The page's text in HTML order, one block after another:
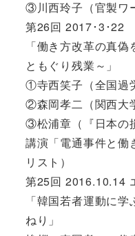
③川西玲子（官製ワ
第26回 2017･3･22
「働き方改革の真
ともぐり残業～」
①寺西笑子（全国過
②森岡孝二（関西大
③松浦章（『日本の
講演「電通事件と働
リスト）
第25回 2016.10.14
「韓国若者運動に
ねり」